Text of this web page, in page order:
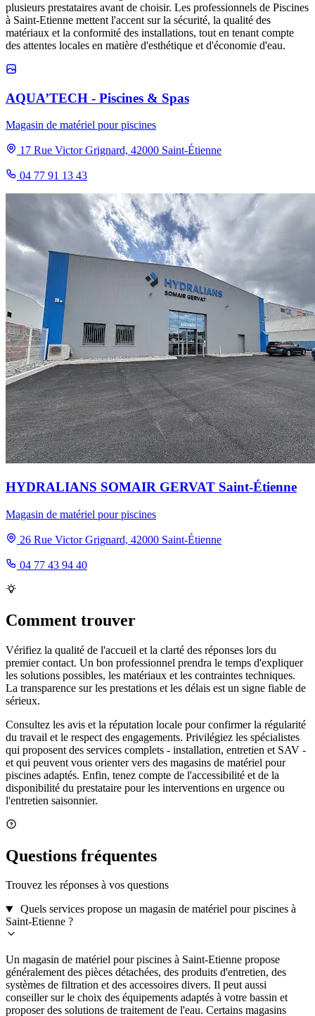
plusieurs prestataires avant de choisir. Les professionnels de Piscines
à Saint-Etienne mettent l'accent sur la sécurité, la qualité des
matériaux et la conformité des installations, tout en tenant compte
des attentes locales en matière d'esthétique et d'économie d'eau.
AQUA’TECH - Piscines & Spas
Magasin de matériel pour piscines
17 Rue Victor Grignard, 42000 Saint-Étienne
04 77 91 13 43
HYDRALIANS SOMAIR GERVAT Saint-Étienne
Magasin de matériel pour piscines
26 Rue Victor Grignard, 42000 Saint-Étienne
04 77 43 94 40
Comment trouver
Vérifiez la qualité de l'accueil et la clarté des réponses lors du
premier contact. Un bon professionnel prendra le temps d'expliquer
les solutions possibles, les matériaux et les contraintes techniques.
La transparence sur les prestations et les délais est un signe fiable de
sérieux.
Consultez les avis et la réputation locale pour confirmer la régularité
du travail et le respect des engagements. Privilégiez les spécialistes
qui proposent des services complets - installation, entretien et SAV -
et qui peuvent vous orienter vers des magasins de matériel pour
piscines adaptés. Enfin, tenez compte de l'accessibilité et de la
disponibilité du prestataire pour les interventions en urgence ou
l'entretien saisonnier.
Questions fréquentes
Trouvez les réponses à vos questions
Quels services propose un magasin de matériel pour piscines à
Saint-Etienne ?
Un magasin de matériel pour piscines à Saint-Etienne propose
généralement des pièces détachées, des produits d'entretien, des
systèmes de filtration et des accessoires divers. Il peut aussi
conseiller sur le choix des équipements adaptés à votre bassin et
proposer des solutions de traitement de l'eau. Certains magasins